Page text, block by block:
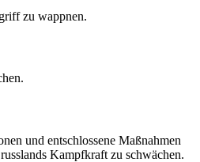
zu wappnen.
und entschlossene Maßnahmen
Kampfkraft zu schwächen.